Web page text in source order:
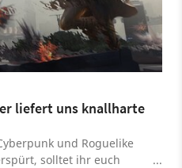
liefert uns knallharte
und Roguelike
solltet ihr euch